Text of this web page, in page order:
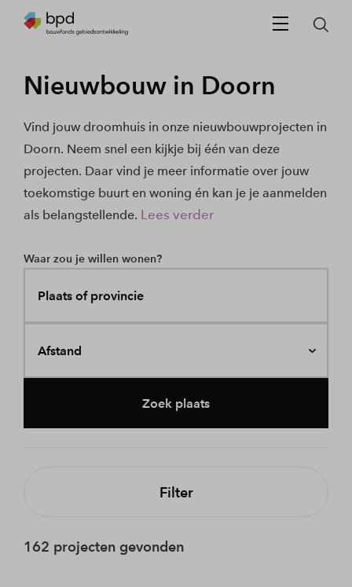
Nieuwbouw in Doorn
Vind jouw droomhuis in onze nieuwbouwprojecten in
Doorn. Neem snel een kijkje bij één van deze
projecten. Daar vind je meer informatie over jouw
toekomstige buurt en woning én kan je je aanmelden
als belangstellende. Lees verder
Waar zou je willen wonen?
Plaats of provincie
Afstand
Zoek plaats
Filter
162 projecten gevonden